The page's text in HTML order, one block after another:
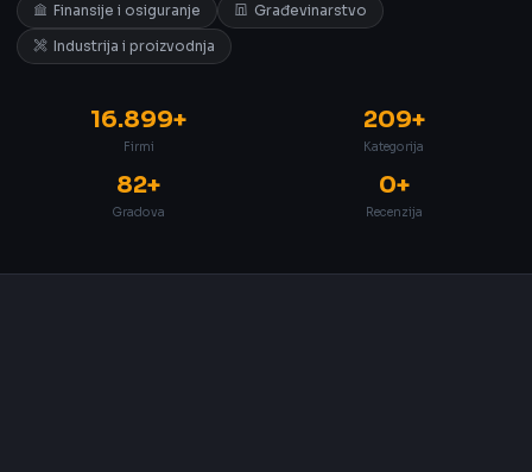
Finansije i osiguranje
Građevinarstvo
Industrija i proizvodnja
16.899+
Firmi
209+
Kategorija
82+
Gradova
0+
Recenzija